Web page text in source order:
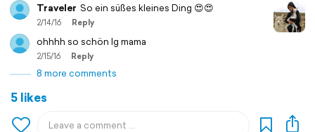
Traveler So ein süßes kleines Ding 😍😍
2/14/16 Reply
ohhhh so schön lg mama
2/15/16 Reply
8 more comments
5 likes